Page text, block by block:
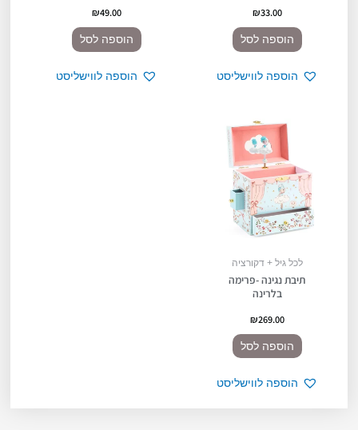
₪33.00
הוספה לסל
הוספה לווישליסט
₪49.00
הוספה לסל
הוספה לווישליסט
לכל גיל + דקורציה
תיבת נגינה -פרימה
בלרינה
₪269.00
הוספה לסל
הוספה לווישליסט